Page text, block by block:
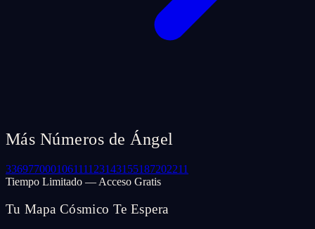
Más Números de Ángel
336977000106111123143155187202211
Tiempo Limitado — Acceso Gratis
Tu Mapa Cósmico Te Espera